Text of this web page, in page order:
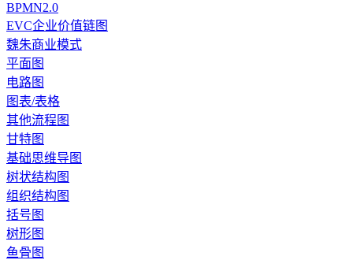
BPMN2.0
EVC企业价值链图
魏朱商业模式
平面图
电路图
图表/表格
其他流程图
甘特图
基础思维导图
树状结构图
组织结构图
括号图
树形图
鱼骨图